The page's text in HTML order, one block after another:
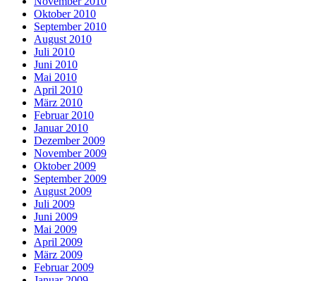
Oktober 2010
September 2010
August 2010
Juli 2010
Juni 2010
Mai 2010
April 2010
März 2010
Februar 2010
Januar 2010
Dezember 2009
November 2009
Oktober 2009
September 2009
August 2009
Juli 2009
Juni 2009
Mai 2009
April 2009
März 2009
Februar 2009